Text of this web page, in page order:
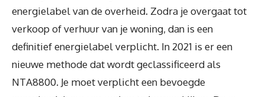
energielabel van de overheid. Zodra je overgaat tot
verkoop of verhuur van je woning, dan is een
definitief energielabel verplicht. In 2021 is er een
nieuwe methode dat wordt geclassificeerd als
NTA8800. Je moet verplicht een bevoegde